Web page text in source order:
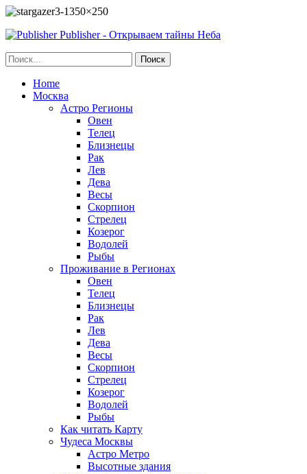
Publisher - Открываем тайны Неба
Home
Москва
Астро Регионы
Овен
Телец
Близнецы
Рак
Лев
Дева
Весы
Скорпион
Стрелец
Козерог
Водолей
Рыбы
Проживание в Регионах
Овен
Телец
Близнецы
Рак
Лев
Дева
Весы
Скорпион
Стрелец
Козерог
Водолей
Рыбы
Как читать Карту
Чудеса Москвы
Астро Метро
Высотные здания